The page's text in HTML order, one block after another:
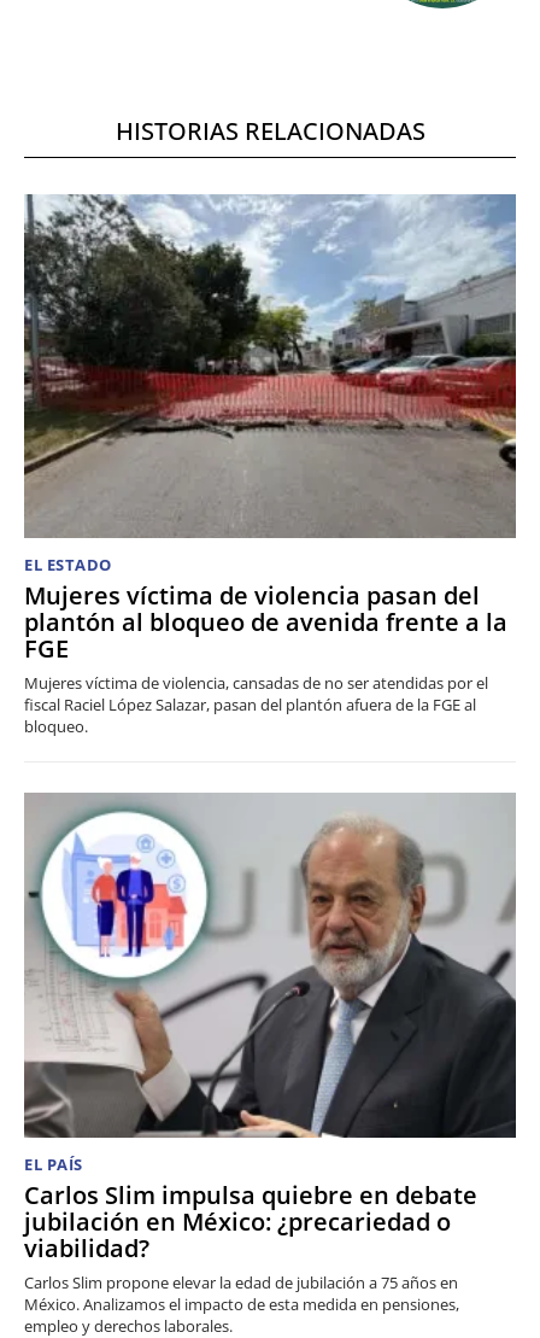
HISTORIAS RELACIONADAS
EL ESTADO
Mujeres víctima de violencia pasan del
plantón al bloqueo de avenida frente a la
FGE
Mujeres víctima de violencia, cansadas de no ser atendidas por el
fiscal Raciel López Salazar, pasan del plantón afuera de la FGE al
bloqueo.
EL PAÍS
Carlos Slim impulsa quiebre en debate
jubilación en México: ¿precariedad o
viabilidad?
Carlos Slim propone elevar la edad de jubilación a 75 años en
México. Analizamos el impacto de esta medida en pensiones,
empleo y derechos laborales.